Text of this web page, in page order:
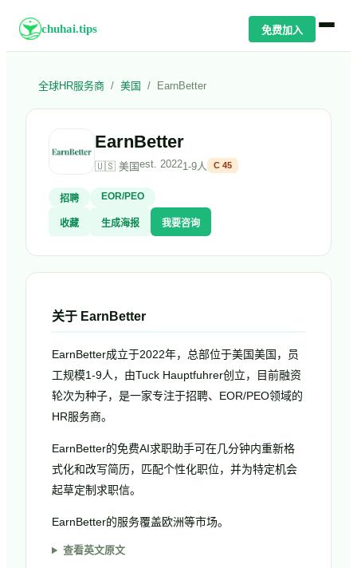
chuhai.tips 免费加入
全球HR服务商 / 美国 / EarnBetter
EarnBetter
🇺🇸 美国est. 20221-9人 C 45
招聘 EOR/PEO
收藏 生成海报 我要咨询
关于 EarnBetter
EarnBetter成立于2022年，总部位于美国美国，员
工规模1-9人，由Tuck Hauptfuhrer创立，目前融资
轮次为种子，是一家专注于招聘、EOR/PEO领域的
HR服务商。
EarnBetter的免费AI求职助手可在几分钟内重新格
式化和改写简历，匹配个性化职位，并为特定机会
起草定制求职信。
EarnBetter的服务覆盖欧洲等市场。
查看英文原文